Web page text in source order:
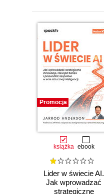
Promocja
książka ebook
Lider w świecie AI.
Jak wprowadzać
strategiczne